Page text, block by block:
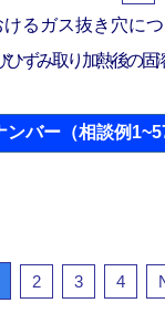
るガス抜き穴に
ひずみ取り加熱後の固
ンバー（相談例
2 3 4